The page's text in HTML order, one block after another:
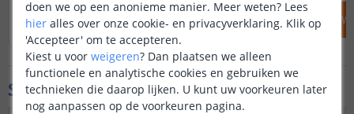
IN WINKELWAGEN IN
Specificaties
doen we op een anonieme manier. Meer weten? Lees
hier alles over onze cookie- en privacyverklaring. Klik op
'Accepteer' om te accepteren.
Kiest u voor weigeren? Dan plaatsen we alleen
functionele en analytische cookies en gebruiken we
technieken die daarop lijken. U kunt uw voorkeuren later
nog aanpassen op de voorkeuren pagina.